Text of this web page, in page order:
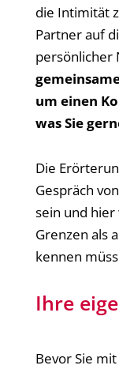
die Intimität
Partner auf
persönlicher
um einen
was Sie
Die
Gespräch
sein und hier
Grenzen als
kennen
Ihre
Bevor Sie